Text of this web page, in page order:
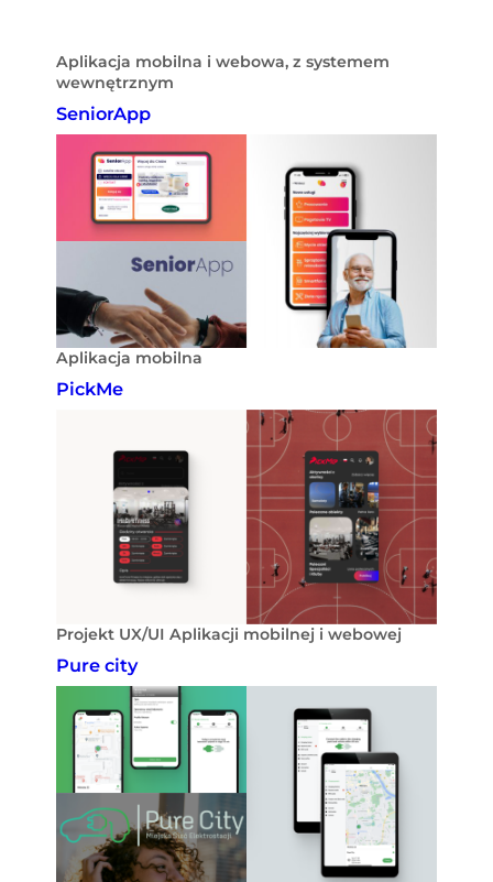
Aplikacja mobilna i webowa, z systemem
wewnętrznym
SeniorApp
Aplikacja mobilna
PickMe
Projekt UX/UI Aplikacji mobilnej i webowej
Pure city